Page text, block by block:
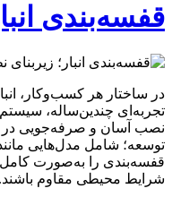
قفسه‌بندی
در ساختار هر کسب‌وکار،
تجربه‌ای چندین‌ساله،
نصب آسان و صرفه‌جویی در
توسعه؛ شامل مدل‌هایی
قفسه‌بندی را به‌صورت
شرایط محیطی مقاوم باشند.